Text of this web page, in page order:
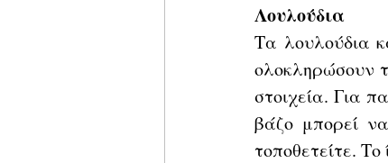
Λουλούδια
Τα λουλούδια
ολοκληρώσουν
στοιχεία. Για
βάζο μπορεί
τοποθετείτε.